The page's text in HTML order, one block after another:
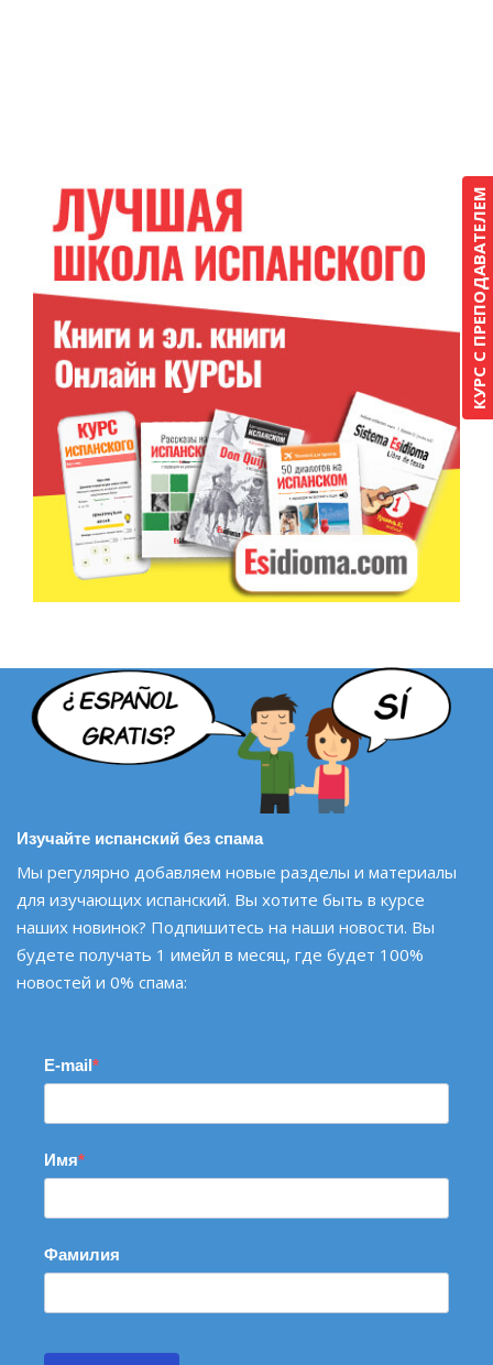
КУРС С ПРЕПОДАВАТЕЛЕМ
Изучайте испанский без спама
Мы регулярно добавляем новые разделы и материалы
для изучающих испанский. Вы хотите быть в курсе
наших новинок? Подпишитесь на наши новости. Вы
будете получать 1 имейл в месяц, где будет 100%
новостей и 0% спама:
E-mail
Имя
Фамилия